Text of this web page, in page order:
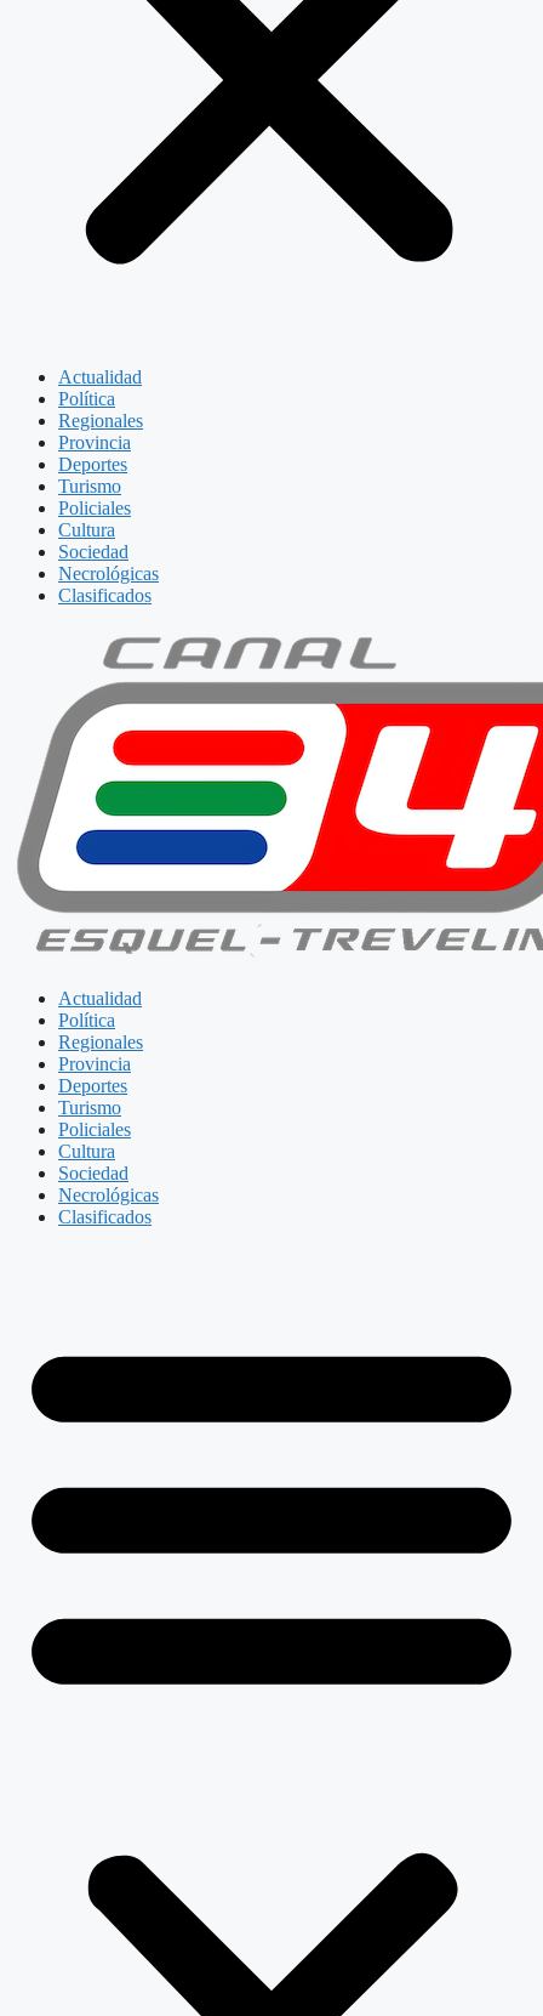
Actualidad
Política
Regionales
Provincia
Deportes
Turismo
Policiales
Cultura
Sociedad
Necrológicas
Clasificados
Actualidad
Política
Regionales
Provincia
Deportes
Turismo
Policiales
Cultura
Sociedad
Necrológicas
Clasificados